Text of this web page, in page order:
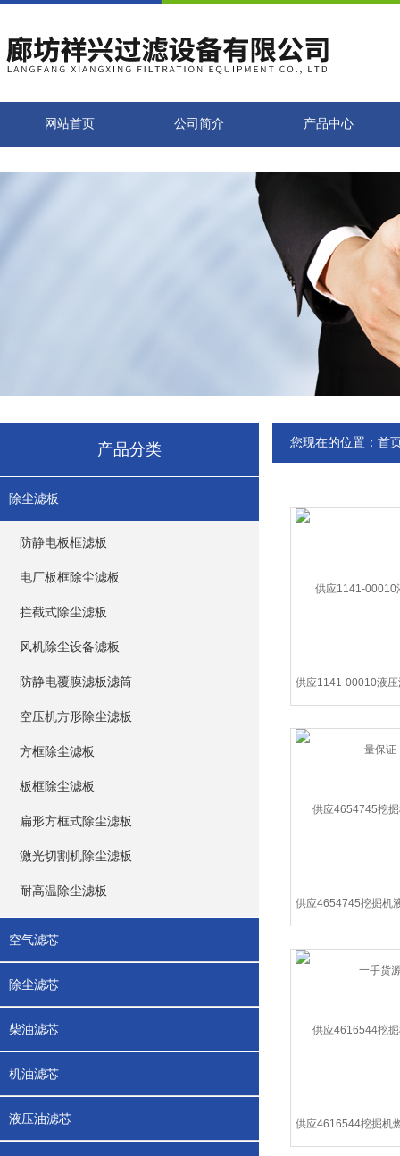
网站首页 公司简介 产品中心
产品分类
除尘滤板
防静电板框滤板
电厂板框除尘滤板
拦截式除尘滤板
风机除尘设备滤板
防静电覆膜滤板滤筒
空压机方形除尘滤板
方框除尘滤板
板框除尘滤板
扁形方框式除尘滤板
激光切割机除尘滤板
耐高温除尘滤板
空气滤芯
除尘滤芯
柴油滤芯
机油滤芯
液压油滤芯
您现在的位置： 首